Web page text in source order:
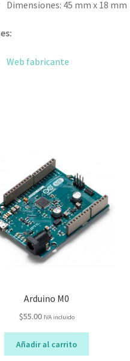
Dimensiones: 45 mm x 18 mm
Web fabricante
Arduino M0
$55.00 IVA incluido
Añadir al carrito